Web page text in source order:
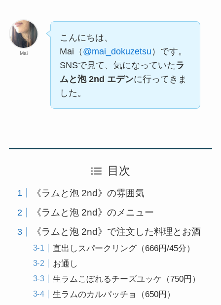
Mai
こんにちは、
Mai（ @mai_dokuzetsu ）です。
SNSで見て、気になっていた ラ
ムと泡 2nd エデンに行ってきま
した。
目次
《ラムと泡 2nd》の雰囲気
《ラムと泡 2nd》のメニュー
《ラムと泡 2nd》で注文した料理とお酒
直出しスパークリング（666円/45分）
お通し
生ラムこぼれるチーズユッケ（750円）
生ラムのカルパッチョ（650円）